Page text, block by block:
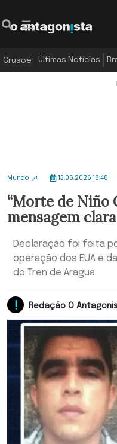
Crusoé Últimas Notícias
Mundo 13.06.2026 18:48
“Morte de Niño
mensagem
Declaração foi feita
operação dos EUA e
do Tren de Aragua
Redação O